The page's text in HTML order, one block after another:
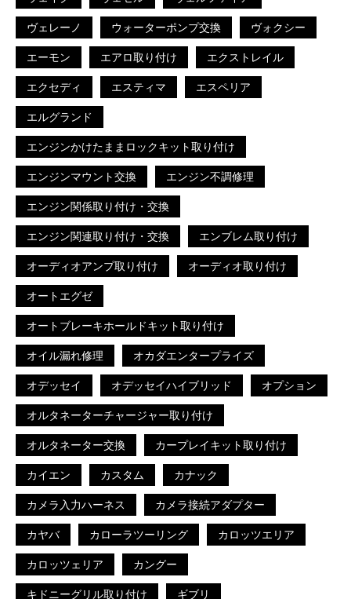
ヴェレーノ ウォーターポンプ交換 ヴォクシー
エーモン エアロ取り付け エクストレイル
エクセディ エスティマ エスペリア
エルグランド
エンジンかけたままロックキット取り付け
エンジンマウント交換 エンジン不調修理
エンジン関係取り付け・交換
エンジン関連取り付け・交換 エンブレム取り付け
オーディオアンプ取り付け オーディオ取り付け
オートエグゼ
オートブレーキホールドキット取り付け
オイル漏れ修理 オカダエンタープライズ
オデッセイ オデッセイハイブリッド オプション
オルタネーターチャージャー取り付け
オルタネーター交換 カープレイキット取り付け
カイエン カスタム カナック
カメラ入力ハーネス カメラ接続アダプター
カヤバ カローラツーリング カロッツエリア
カロッツェリア カングー
キドニーグリル取り付け ギブリ